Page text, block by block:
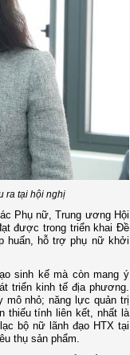
ra tại hội nghị
Phụ nữ, Trung ương Hội
được trong triển khai Đề
huấn, hỗ trợ phụ nữ khởi
sinh kế mà còn mang ý
triển kinh tế địa phương.
mô nhỏ; năng lực quản trị
thiếu tính liên kết, nhất là
bộ nữ lãnh đạo HTX tại
thụ sản phẩm.